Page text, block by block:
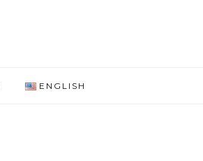
ENGLISH